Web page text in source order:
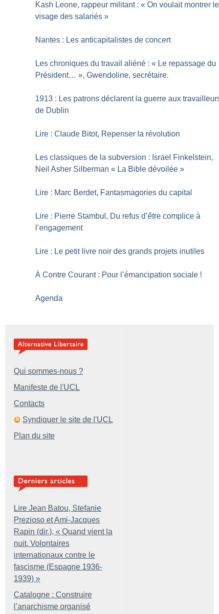
Kash Leone, rappeur militant : « On voulait montrer le
visage des salariés »
Nantes : Les anticapitalistes de concert
Les chroniques du travail aliéné : « Le repassage du
Président… », Gwendoline, secrétaire.
1913 : Les patrons déclarent la guerre aux
de Dublin
Lire : Claude Bitot, Repenser la révolution
Les classiques de la subversion : Israel Finkelstein,
Neil Asher Silberman « La Bible dévoilée »
Lire : Marc Berdet, Fantasmagories du capital
Lire : Pierre Stambul, Du refus d’être complice à
l’engagement
Lire : Le petit livre noir des grands projets inutiles
À Contre Courant : Pour l’émancipation sociale !
Agenda
Qui sommes-nous ?
Manifeste de l'UCL
Contacts
Syndiquer le site de l'UCL
Plan du site
Lire Jean Batou, Stefanie
Prezioso et Ami-Jacques
Rapin (dir.), « Quand vient la
nuit. Volontaires
internationaux contre le
fascisme (Espagne 1936-
1939) »
Catalogne : Construire
l’anarchisme organisé